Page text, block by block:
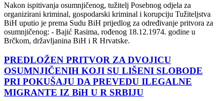
Nakon ispitivanja osumnjičenog, tužitelj Posebnog odjela za
organizirani kriminal, gospodarski kriminal i korupciju Tužiteljstva
BiH uputio je prema Sudu BiH prijedlog za određivanje pritvora za
osumnjičenog: - Bajić Rasima, rođenog 18.12.1974. godine u
Brčkom, državljanina BiH i R Hrvatske.
PREDLOŽEN PRITVOR ZA DVOJICU
OSUMNJIČENIH KOJI SU LIŠENI SLOBODE
PRI POKUŠAJU DA PREVEDU ILEGALNE
MIGRANTE IZ BiH U R SRBIJU